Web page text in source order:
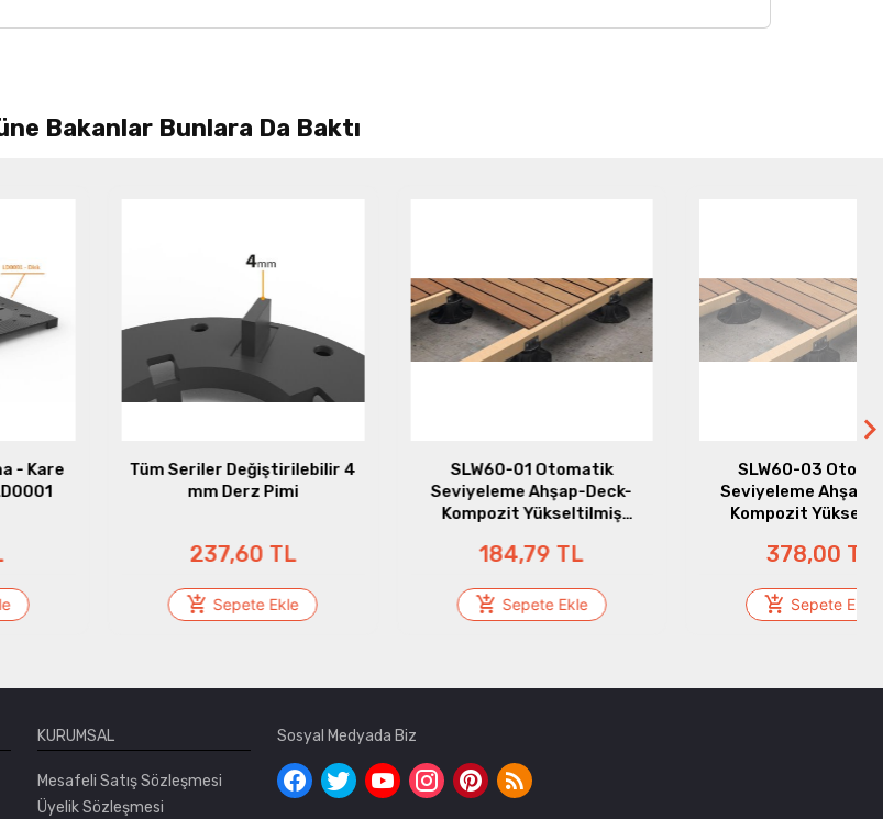
Bakanlar Bunlara Da Baktı
Tüm Seriler Değiştirilebilir 4
mm Derz Pimi
237,60 TL
Sepete Ekle
SLW60-01 Otomatik
Seviyeleme Ahşap-Deck-
Kompozit Yükseltilmiş
184,79 TL
Sepete Ekle
SLW60-03 Otomatik
Seviyeleme Ahşap-Deck-
Kompozit Yükseltilmiş
378,00 TL
Sepete Ekle
KURUMSAL
Mesafeli Satış Sözleşmesi
Üyelik Sözleşmesi
Sosyal Medyada Biz